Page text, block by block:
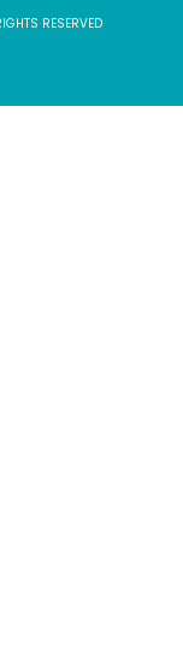
RESERVED